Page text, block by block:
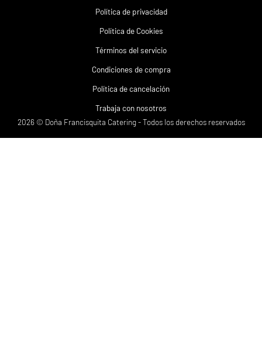
2026 © Doña Francisquita Catering - Todos los derechos reservados
Política de privacidad
Política de Cookies
Términos del servicio
Condiciones de compra
Política de cancelación
Trabaja con nosotros